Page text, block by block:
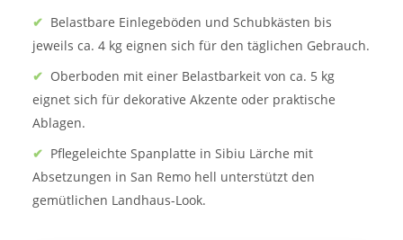
✔ Belastbare Einlegeböden und Schubkästen bis
jeweils ca. 4 kg eignen sich für den täglichen Gebrauch.
✔ Oberboden mit einer Belastbarkeit von ca. 5 kg
eignet sich für dekorative Akzente oder praktische
Ablagen.
✔ Pflegeleichte Spanplatte in Sibiu Lärche mit
Absetzungen in San Remo hell unterstützt den
gemütlichen Landhaus-Look.